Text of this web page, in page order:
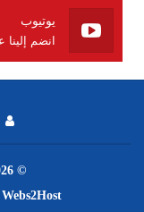
يوتيوب
© 2026- جميع الحقوق محفوظة.
Webs2Host